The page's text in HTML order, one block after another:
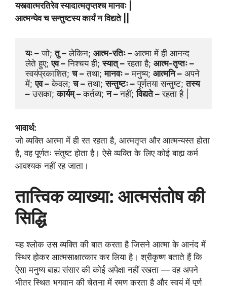
यस्त्वात्मरतिरेव स्यादात्मतृप्तश्च मानवः |
आत्मन्येव च सन्तुष्टस्य कार्यं न विद्यते ||
यः – जो; तु – लेकिन; आत्म-रतिः – आत्मा में ही आनन्द
लेते हुए; एव – निश्चय ही; स्यात् – रहता है;
स्वयंप्रकाशित; च – तथा; मानवः – मनुष्य; आत्मनि – अपने
में; एव – केवल; च – तथा; सन्तुष्टः – पूर्णतया सन्तुष्ट; तस्य
– उसका; कार्यम् – कर्तव्य; न – नहीं; विद्यते – रहता है |
भावार्थ:
जो व्यक्ति आत्मा में ही रत रहता है, आत्मतृप्त और आत्मन्यस्त होता
है, वह पूर्णतः संतुष्ट होता है। ऐसे व्यक्ति के लिए कोई बाह्य कर्म
आवश्यक नहीं रह जाता।
तात्त्विक व्याख्या: आत्मसंतोष की
सिद्धि
यह श्लोक उस व्यक्ति की बात करता है जिसने आत्मा के आनंद में
स्थिर होकर आत्मसाक्षात्कार कर लिया है। श्रीकृष्ण बताते हैं कि
ऐसा मनुष्य बाह्य संसार की कोई अपेक्षा नहीं रखता — वह अपने
भीतर स्थित भगवान की चेतना में रमण करता है और स्वयं में पूर्ण